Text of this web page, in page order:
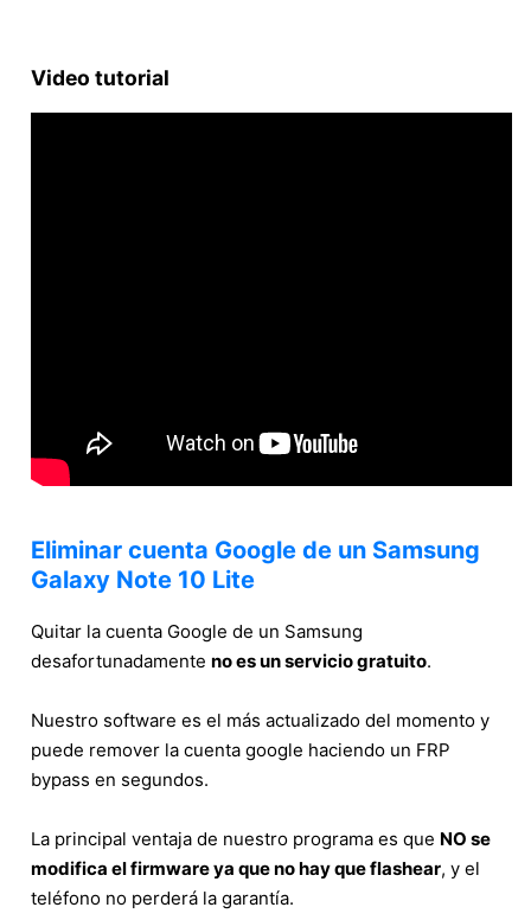
Video tutorial
Eliminar cuenta Google de un Samsung
Galaxy Note 10 Lite
Quitar la cuenta Google de un Samsung
desafortunadamente no es un servicio gratuito.
Nuestro software es el más actualizado del momento y
puede remover la cuenta google haciendo un FRP
bypass en segundos.
La principal ventaja de nuestro programa es que NO se
modifica el firmware ya que no hay que flashear, y el
teléfono no perderá la garantía.